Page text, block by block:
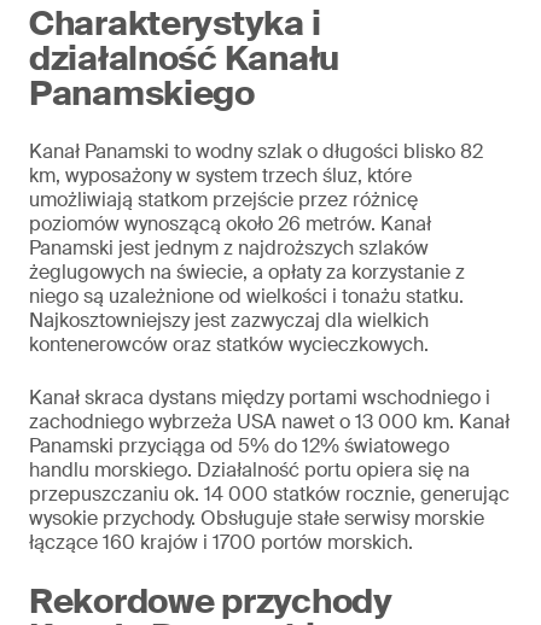
Charakterystyka i
działalność Kanału
Panamskiego
Kanał Panamski to wodny szlak o długości blisko 82
km, wyposażony w system trzech śluz, które
umożliwiają statkom przejście przez różnicę
poziomów wynoszącą około 26 metrów. Kanał
Panamski jest jednym z najdroższych szlaków
żeglugowych na świecie, a opłaty za korzystanie z
niego są uzależnione od wielkości i tonażu statku.
Najkosztowniejszy jest zazwyczaj dla wielkich
kontenerowców oraz statków wycieczkowych.
Kanał skraca dystans między portami wschodniego i
zachodniego wybrzeża USA nawet o 13 000 km. Kanał
Panamski przyciąga od 5% do 12% światowego
handlu morskiego. Działalność portu opiera się na
przepuszczaniu ok. 14 000 statków rocznie, generując
wysokie przychody. Obsługuje stałe serwisy morskie
łączące 160 krajów i 1700 portów morskich.
Rekordowe przychody